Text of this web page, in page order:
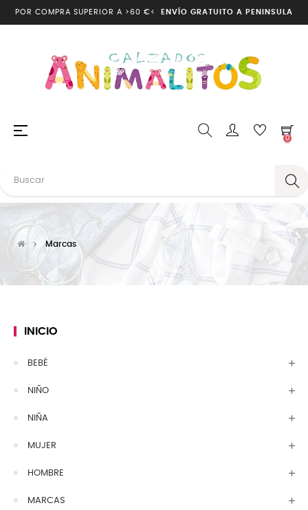
POR COMPRA SUPERIOR A >60 €< ENVÍO GRATUITO A PENINSULA
Navegación
☰
0
Marcas
INICIO
BEBÉ
NIÑO
NIÑA
MUJER
HOMBRE
MARCAS